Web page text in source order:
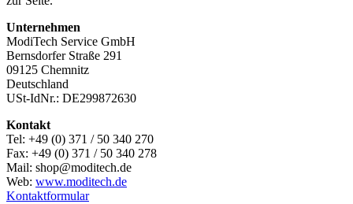
Unternehmen
ModiTech Service GmbH
Bernsdorfer Straße 291
09125 Chemnitz
Deutschland
USt-IdNr.: DE299872630
Kontakt
Tel: +49 (0) 371 / 50 340 270
Fax: +49 (0) 371 / 50 340 278
Mail: shop@moditech.de
Web: www.moditech.de
Kontaktformular